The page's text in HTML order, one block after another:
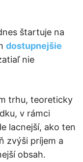
štartuje na
dostupnejšie
nie
trhu, teoreticky
v rámci
lacnejší, ako ten
zvýši príjem a
obsah.